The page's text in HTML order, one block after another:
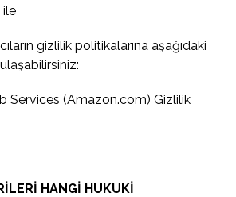
ile
gizlilik politikalarına aşağıdaki
Services (Amazon.com)Gizlilik
HANGİ HUKUKİ